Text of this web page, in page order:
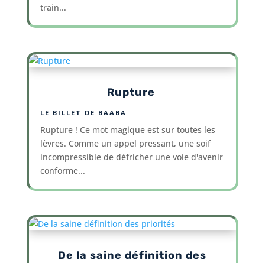
train...
Rupture
LE BILLET DE BAABA
Rupture ! Ce mot magique est sur toutes les
lèvres. Comme un appel pressant, une soif
incompressible de défricher une voie d'avenir
conforme...
De la saine définition des